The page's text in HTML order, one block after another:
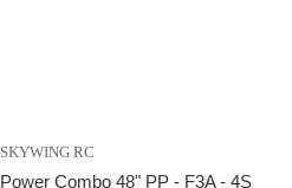
SKYWING RC
Power Combo 48" PP - F3A - 4S